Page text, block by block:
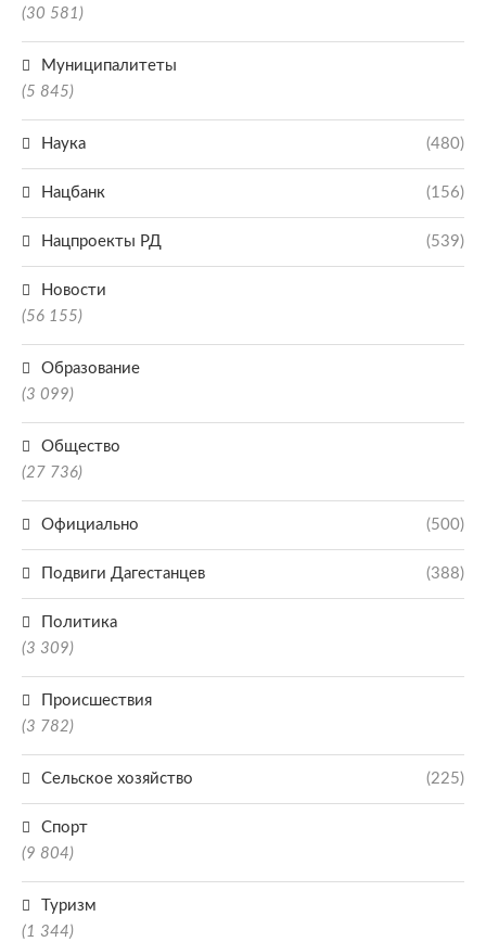
(30 581)
Муниципалитеты
(5 845)
Наука (480)
Нацбанк (156)
Нацпроекты РД (539)
Новости
(56 155)
Образование
(3 099)
Общество
(27 736)
Официально (500)
Подвиги Дагестанцев (388)
Политика
(3 309)
Происшествия
(3 782)
Сельское хозяйство (225)
Спорт
(9 804)
Туризм
(1 344)